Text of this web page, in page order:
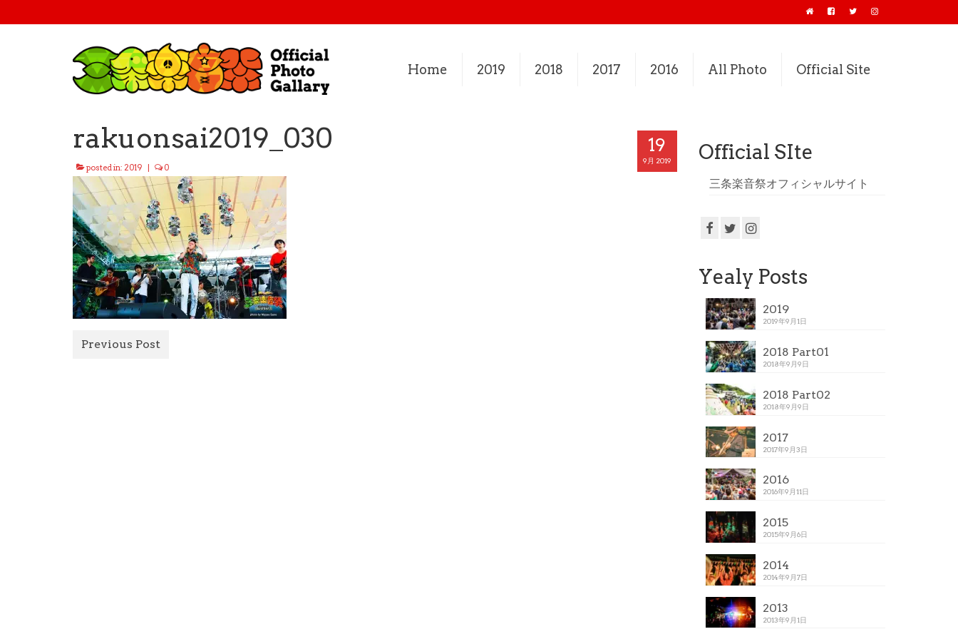
Home 2019 2018 2017 2016 All Photo Official Site
19
9月 2019
rakuonsai2019_030
posted in: 2019 0
Previous Post
Official SIte
三条楽音祭オフィシャルサイト
Yealy Posts
2019
2019年9月1日
2018 Part01
2018年9月9日
2018 Part02
2018年9月9日
2017
2017年9月3日
2016
2016年9月11日
2015
2015年9月6日
2014
2014年9月7日
2013
2013年9月1日